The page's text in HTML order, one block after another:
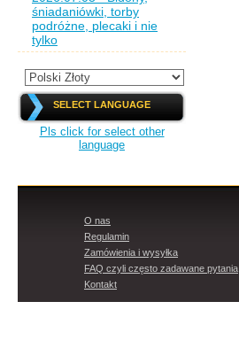
śniadaniówki, torby
podróżne, plecaki i nie
tylko
SELECT LANGUAGE
Pls click for select other
language
O nas
Regulamin
Zamówienia i wysyłka
FAQ czyli często zadawane pytania
Kontakt